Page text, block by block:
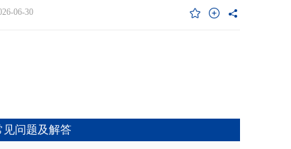
区域分析从传统的、相对静态的、单一维度的模式，向更加动
特征。基于此，文章利用2017年和2019年中国家庭金融调查
充裕家庭可依靠自有资源满足教育需求，降低对债务融资的依
质性分析结果显示，债务多元化水平较低、主要依赖内源融资
06-30
见问题及解答